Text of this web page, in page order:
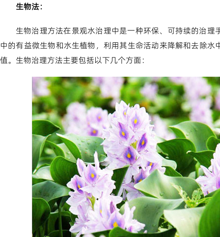
生物法：
生物治理方法在景观水治理中是一种环保、可持续的治
中的有益微生物和水生植物，利用其生命活动来降解和去除
值。生物治理方法主要包括以下几个方面：